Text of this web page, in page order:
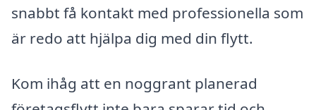
snabbt få kontakt med professionella som
är redo att hjälpa dig med din flytt.
Kom ihåg att en noggrant planerad